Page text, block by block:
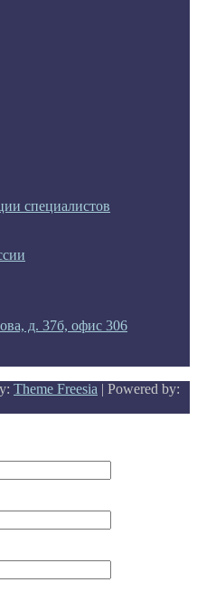
специалистов
д. 37б, офис 306
Theme Freesia | Powered by: